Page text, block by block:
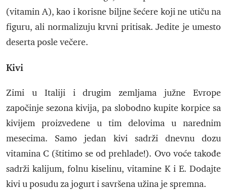
(vitamin A), kao i korisne biljne šećere koji ne utiču na
figuru, ali normalizuju krvni pritisak. Jedite je umesto
deserta posle večere.
Kivi
Zimi u Italiji i drugim zemljama južne Evrope
započinje sezona kivija, pa slobodno kupite korpice sa
kivijem proizvedene u tim delovima u narednim
mesecima. Samo jedan kivi sadrži dnevnu dozu
vitamina C (štitimo se od prehlade!). Ovo voće takođe
sadrži kalijum, folnu kiselinu, vitamine K i E. Dodajte
kivi u posudu za jogurt i savršena užina je spremna.